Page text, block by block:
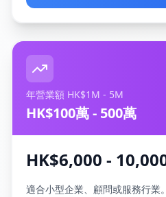
年營業額 HK$1M - 5M
HK$100萬 - 500萬
HK$6,000 -
適合小型企業、顧問或服務行業